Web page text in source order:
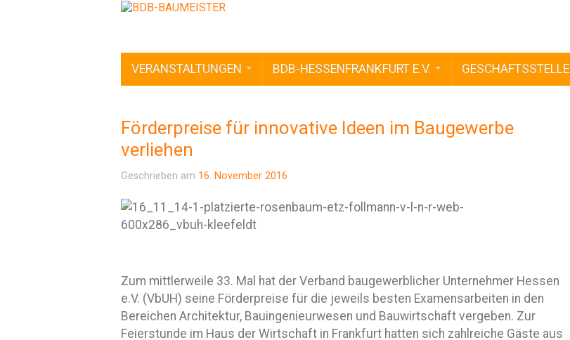
VERANSTALTUNGEN BDB-HESSENFRANKFURT E.V. GESCHÄFTSSTELLE
Förderpreise für innovative Ideen im Baugewerbe
verliehen
Geschrieben am 16. November 2016
Zum mittlerweile 33. Mal hat der Verband baugewerblicher Unternehmer Hessen
e.V. (VbUH) seine Förderpreise für die jeweils besten Examensarbeiten in den
Bereichen Architektur, Bauingenieurwesen und Bauwirtschaft vergeben. Zur
Feierstunde im Haus der Wirtschaft in Frankfurt hatten sich zahlreiche Gäste aus